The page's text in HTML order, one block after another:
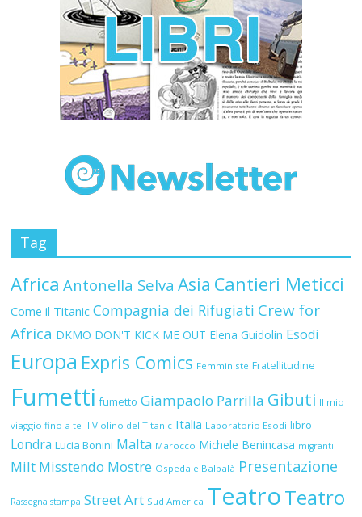
AfricaAntonella SelvaAsiaCantieri Meticci
Come il Titanic Compagnia dei Rifugiati Crew for
Africa DKMO DON'T KICK ME OUT Elena Guidolin Esodi
EuropaExpris Comics Femministe Fratellitudine
Fumetti fumetto Giampaolo ParrillaGibuti
viaggio fino a te Il Violino del Titanic Italia Laboratorio Esodi libro
Marocco Michele Benincasa
Milt MisstendoMostre Ospedale Balbalà Presentazione
Rassegna stampa Street Art Sud America TeatroTeatro
dell'Argine Teresa Vila Turkmenistan Video